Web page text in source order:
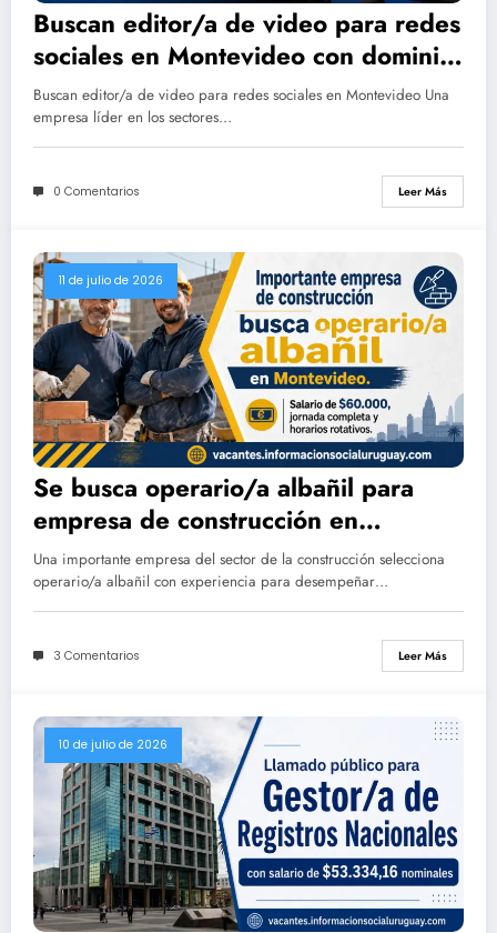
Buscan editor/a de video para redes
sociales en Montevideo con dominio
avanzado en CapCut
Buscan editor/a de video para redes sociales en Montevideo Una
empresa líder en los sectores…
0 Comentarios Leer Más
11 de julio de 2026
Se busca operario/a albañil para
empresa de construcción en
Montevideo (Salario $60.000
nominales)
Una importante empresa del sector de la construcción selecciona
operario/a albañil con experiencia para desempeñar…
3 Comentarios Leer Más
10 de julio de 2026